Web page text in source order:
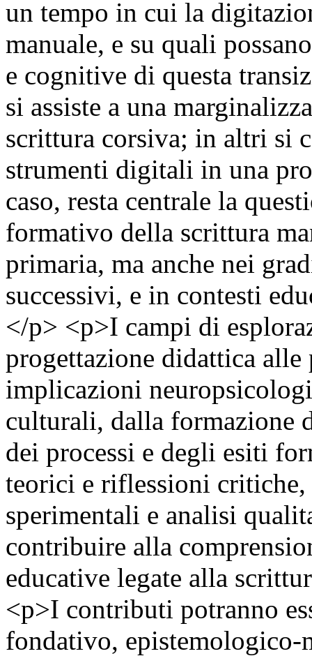
un tempo in cui la
manuale, e su quali
e cognitive di questa
si assiste a una
scrittura corsiva; in altri si
strumenti digitali in una
caso, resta centrale la
formativo della scrittura
primaria, ma anche nei
successivi, e in contesti
</p> <p>I campi di
progettazione didattica alle
implicazioni
culturali, dalla formazione
dei processi e degli esiti
teorici e riflessioni critiche,
sperimentali e analisi
contribuire alla
educative legate alla
<p>I contributi potranno
fondativo,